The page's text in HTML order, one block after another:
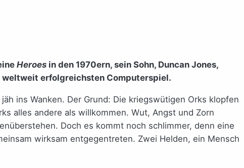
Heroes in den 1970ern, sein Sohn, Duncan Jones,
weltweit erfolgreichsten Computerspiel.
ins Wanken. Der Grund: Die kriegswütigen Orks klopfen
alles andere als willkommen. Wut, Angst und Zorn
Doch es kommt noch schlimmer, denn eine
wirksam entgegentreten. Zwei Helden, ein Mensch